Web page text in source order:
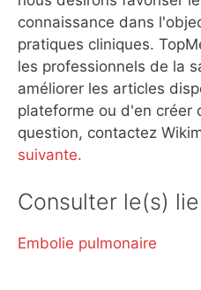
connaissance dans
pratiques cliniques.
les professionnels de la
améliorer les articles
plateforme ou d'en créer
question, contactez
suivante.
Consulter le(s)
Embolie pulmonaire